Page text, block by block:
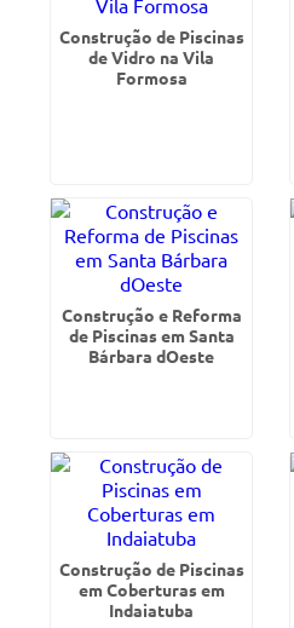
Construção de Piscinas
de Vidro na Vila
Formosa
Construção e Reforma
de Piscinas em Santa
Bárbara dOeste
Construção de Piscinas
em Coberturas em
Indaiatuba